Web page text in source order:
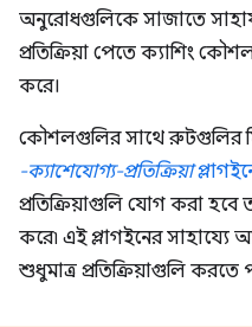
অনুরোধগুলিকে সাজাতে
প্রতিক্রিয়া পেতে ক্যাশিং
করে।
কৌশলগুলির সাথে রুটগুলির
-ক্যাশেযোগ্য-প্রতিক্রিয়া
প্রতিক্রিয়াগুলি যোগ করা
করে৷ এই প্লাগইনের
শুধুমাত্র প্রতিক্রিয়াগুলি করতে